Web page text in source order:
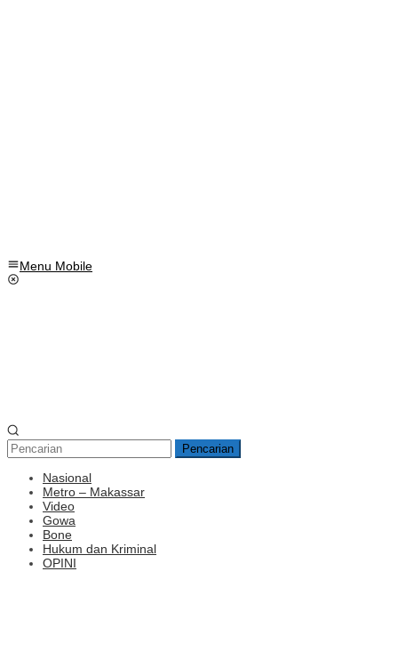
Menu Mobile
Pencarian
Nasional
Metro – Makassar
Video
Gowa
Bone
Hukum dan Kriminal
OPINI